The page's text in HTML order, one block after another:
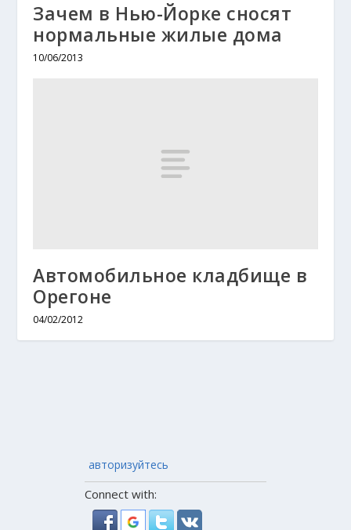
Зачем в Нью-Йорке сносят
нормальные жилые дома
10/06/2013
Автомобильное кладбище в
Орегоне
04/02/2012
авторизуйтесь
Connect with: